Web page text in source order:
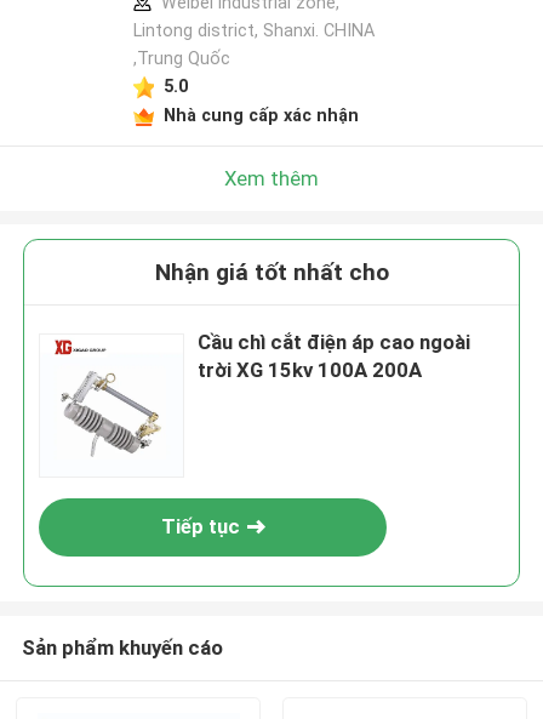
Lintong district, Shanxi. CHINA
,Trung Quốc
5.0
Nhà cung cấp xác nhận
Xem thêm
Nhận giá tốt nhất cho
Cầu chì cắt điện áp cao ngoài
trời XG 15kv 100A 200A
Tiếp tục
Sản phẩm khuyến cáo